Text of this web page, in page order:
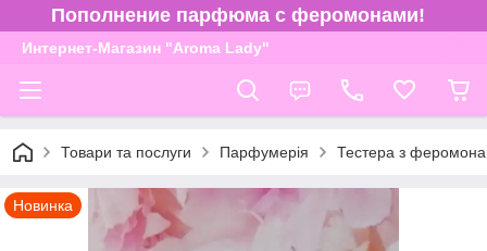
Пополнение парфюма с феромонами!
Интернет-Магазин "Aroma Lady"
Товари та послуги Парфумерія Тестера з
Новинка